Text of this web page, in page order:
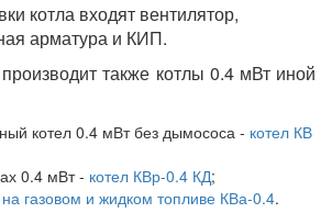
котла входят вентилятор,
арматура и КИП.
также котлы 0.4 мВт иной
котел 0.4 мВт без дымососа - котел КВ
0.4 мВт - котел КВр-0.4 КД;
газовом и жидком топливе КВа-0.4.